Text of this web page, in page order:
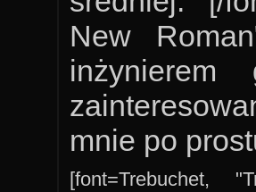
New
inżynierem
mnie po
[font=Trebuchet,